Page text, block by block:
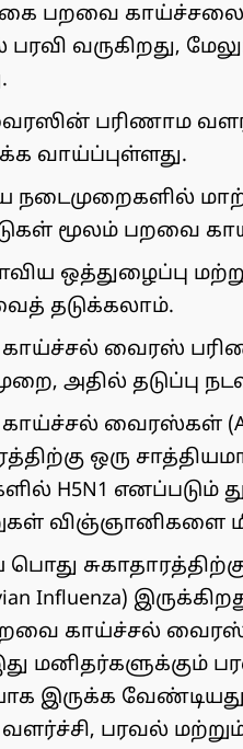
பறவை காய்ச்சலை
வருகிறது,
பரிணாம
வாய்ப்புள்ளது.
நடைமுறைகளில்
மூலம் பறவை
ஒத்துழைப்பு
தடுக்கலாம்.
வைரஸ்
அதில் தடுப்பு
வைரஸ்கள்
ஒரு
H5N1 எனப்படும்
விஞ்ஞானிகளை
Influenza)
காய்ச்சல் வைரஸ்
மனிதர்களுக்கும்
இருக்க
பரவல்